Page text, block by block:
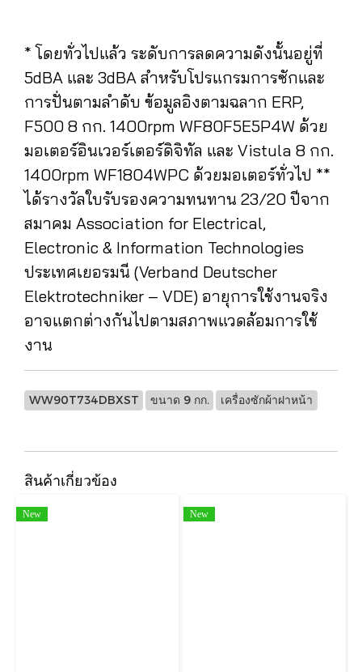
* โดยทั่วไปแล้ว ระดับการลดความดังนั้นอยู่ที่
5dBA และ 3dBA สำหรับโปรแกรมการซักและ
การปั่นตามลำดับ ข้อมูลอิงตามฉลาก ERP,
F500 8 กก. 1400rpm WF80F5E5P4W ด้วย
มอเตอร์อินเวอร์เตอร์ดิจิทัล และ Vistula 8 กก.
1400rpm WF1804WPC ด้วยมอเตอร์ทั่วไป **
ได้รางวัลใบรับรองความทนทาน 23/20 ปีจาก
สมาคม Association for Electrical,
Electronic & Information Technologies
ประเทศเยอรมนี (Verband Deutscher
Elektrotechniker – VDE) อายุการใช้งานจริง
อาจแตกต่างกันไปตามสภาพแวดล้อมการใช้
งาน
WW90T734DBXST ขนาด 9 กก. เครื่องซักผ้าฝาหน้า
สินค้าเกี่ยวข้อง
New New